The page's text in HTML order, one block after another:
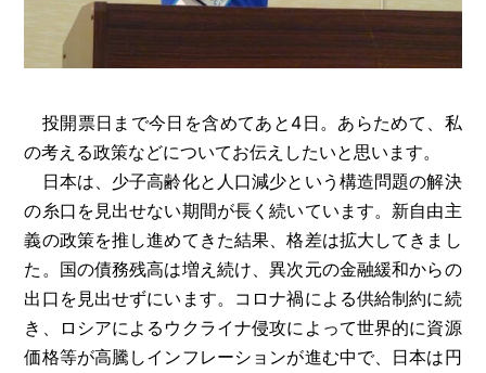
投開票日まで今日を含めてあと4日。あらためて、私
の考える政策などについてお伝えしたいと思います。
日本は、少子高齢化と人口減少という構造問題の解決
の糸口を見出せない期間が長く続いています。新自由主
義の政策を推し進めてきた結果、格差は拡大してきまし
た。国の債務残高は増え続け、異次元の金融緩和からの
出口を見出せずにいます。コロナ禍による供給制約に続
き、ロシアによるウクライナ侵攻によって世界的に資源
価格等が高騰しインフレーションが進む中で、日本は円